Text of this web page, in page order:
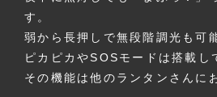
す。
弱から長押しで無段階調光も可
ピカピカやSOSモードは搭載し
その機能は他のランタンさんに